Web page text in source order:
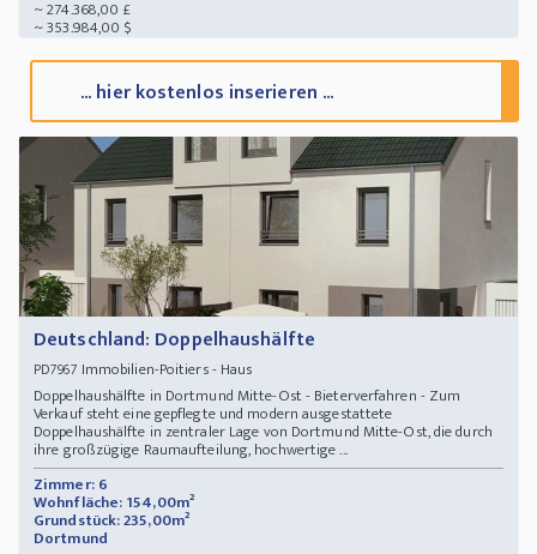
~ 274.368,00 £
~ 353.984,00 $
... hier kostenlos inserieren ...
Deutschland: Doppelhaushälfte
PD7967 Immobilien-Poitiers - Haus
Doppelhaushälfte in Dortmund Mitte-Ost - Bieterverfahren - Zum
Verkauf steht eine gepflegte und modern ausgestattete
Doppelhaushälfte in zentraler Lage von Dortmund Mitte-Ost, die durch
ihre großzügige Raumaufteilung, hochwertige ...
Zimmer: 6
Wohnfläche: 154,00m²
Grundstück: 235,00m²
Dortmund